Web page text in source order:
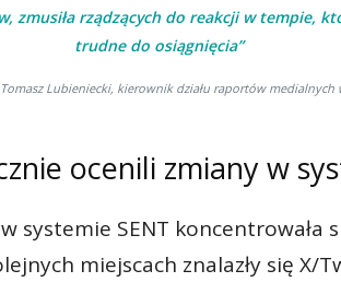
zmusiła rządzących do reakcji w tempie,
trudne do osiągnięcia”
Lubieniecki, kierownik działu raportów medialnych
ocenili zmiany w
systemie SENT koncentrowała
miejscach znalazły się X/